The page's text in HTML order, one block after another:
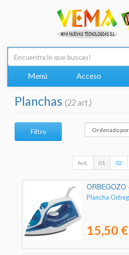
Menú Acceso
Planchas (22 art.)
Filtro
Ant. 01 02
ORBEGOZO
Plancha
15,50 €